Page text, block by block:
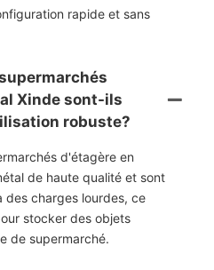
rapide et sans
Xinde sont-ils
robuste?
d'étagère en
de haute qualité et sont
des charges lourdes, ce
stocker des objets
de supermarché.